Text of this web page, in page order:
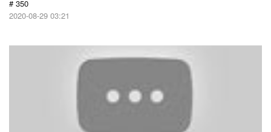
# 350
2020-08-29 03:21